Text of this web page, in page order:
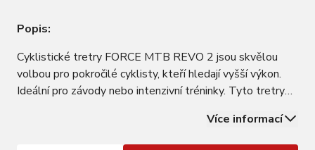
Popis:
Cyklistické tretry FORCE MTB REVO 2 jsou skvělou
volbou pro pokročilé cyklisty, kteří hledají vyšší výkon.
Ideální pro závody nebo intenzivní tréninky. Tyto tretry
pomocí kolečka A-A41, stabilnímu držení paty a nízké
hmotnosti. Rychlé utažení a…
Více informací